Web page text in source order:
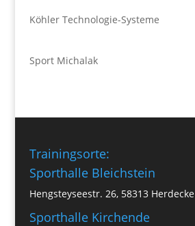
Köhler Technologie-Systeme
Sport Michalak
Trainingsorte:
Sporthalle Bleichstein
Hengsteyseestr. 26, 58313 Herdecke
Sporthalle Kirchende